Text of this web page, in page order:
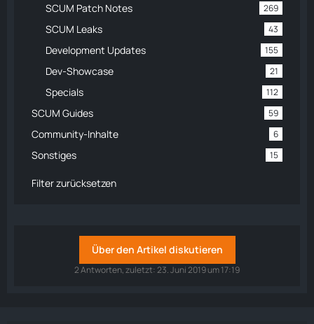
SCUM Patch Notes 269
SCUM Leaks 43
Development Updates 155
Dev-Showcase 21
Specials 112
SCUM Guides 59
Community-Inhalte 6
Sonstiges 15
Filter zurücksetzen
Über den Artikel diskutieren
2 Antworten, zuletzt:23. Juni 2019 um 17:19